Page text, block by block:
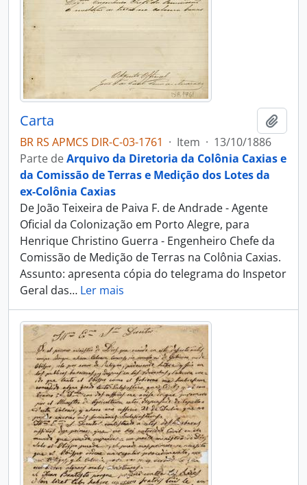
Carta
BR RS APMCS DIR-C-03-1761 · Item · 13/10/1886
Parte deArquivo da Diretoria da Colônia Caxias e
da Comissão de Terras e Medição dos Lotes da
ex-Colônia Caxias
De João Teixeira de Paiva F. de Andrade - Agente
Oficial da Colonização em Porto Alegre, para
Henrique Christino Guerra - Engenheiro Chefe da
Comissão de Medição de Terras na Colônia Caxias.
Assunto: apresenta cópia do telegrama do Inspetor
Geral das… Ler mais